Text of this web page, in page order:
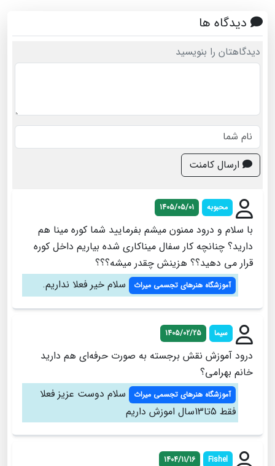
دیدگاه ها
دیدگاهتان را بنویسید
ارسال کامنت
محبوبه 1405/05/01
با سلام و درود ممنون میشم بفرمایید شما کوره مینا هم
دارید؟ چنانچه کار سفال میناکاری شده بیاریم داخل کوره
قرار می دهید؟؟ هزینش چقدر میشه؟؟؟
آموزشگاه هنرهای تجسمی میراث سلام خیر فعلا نداریم.
سیما 1405/02/25
درود آموزش نقش برجسته به صورت حرفه‌ای هم دارید
خانم بهرامی؟
آموزشگاه هنرهای تجسمی میراث
سلام دوست عزیز فعلا
فقط 5تا13سال اموزش داریم
Fishel
1404/11/16